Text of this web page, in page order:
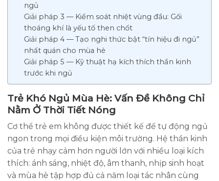
ngủ
Giải pháp 3 — Kiểm soát nhiệt vùng đầu: Gối
thoáng khí là yếu tố then chốt
Giải pháp 4 — Tạo nghi thức bật “tín hiệu đi ngủ”
nhất quán cho mùa hè
Giải pháp 5 — Kỹ thuật hạ kích thích thần kinh
trước khi ngủ
Trẻ Khó Ngủ Mùa Hè: Vấn Đề Không Chỉ
Nằm Ở Thời Tiết Nóng
Cơ thể trẻ em không được thiết kế để tự động ngủ
ngon trong mọi điều kiện môi trường. Hệ thần kinh
của trẻ nhạy cảm hơn người lớn với nhiều loại kích
thích: ánh sáng, nhiệt độ, âm thanh, nhịp sinh hoạt
và mùa hè tập hợp đủ cả năm loại tác nhân cùng